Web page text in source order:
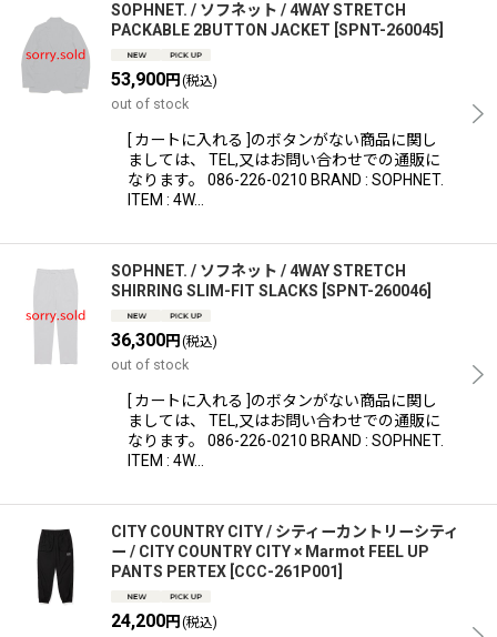
SOPHNET. / ソフネット / 4WAY STRETCH
PACKABLE 2BUTTON JACKET SPNT-260045
53,900円 (税込)
out of stock
[ カートに入れる ]のボタンがない商品に関し
ましては、 TEL,又はお問い合わせでの通販に
なります。 086-226-0210 BRAND : SOPHNET.
ITEM : 4W…
SOPHNET. / ソフネット / 4WAY STRETCH
SHIRRING SLIM-FIT SLACKS SPNT-260046
36,300円 (税込)
out of stock
[ カートに入れる ]のボタンがない商品に関し
ましては、 TEL,又はお問い合わせでの通販に
なります。 086-226-0210 BRAND : SOPHNET.
ITEM : 4W…
CITY COUNTRY CITY / シティーカントリーシティ
ー / CITY COUNTRY CITY × Marmot FEEL UP
PANTS PERTEX CCC-261P001
24,200円 (税込)